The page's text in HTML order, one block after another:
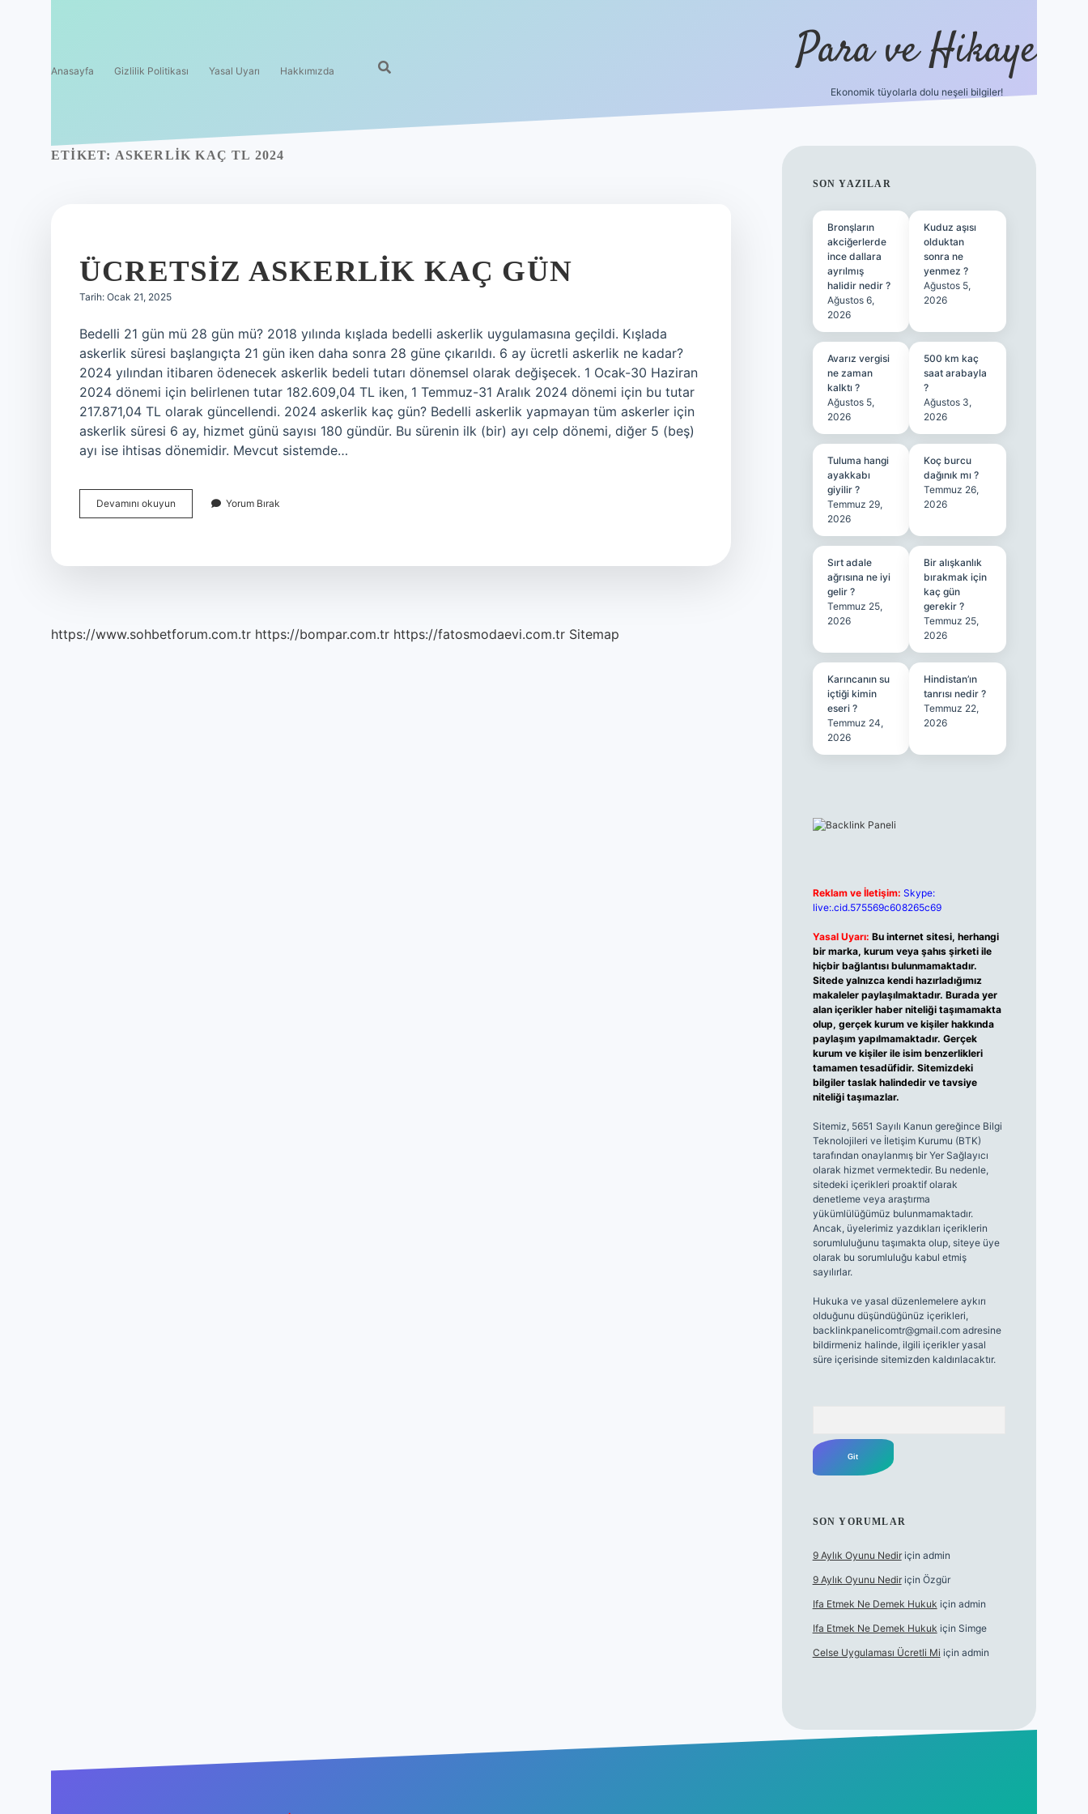
Anasayfa Gizlilik Politikası Yasal Uyarı Hakkımızda Para ve Hikaye
Ekonomik tüyolarla dolu neşeli bilgiler!
ETIKET: ASKERLIK KAÇ TL 2024
ÜCRETSIZ ASKERLIK KAÇ GÜN
Tarih: Ocak 21, 2025
Bedelli 21 gün mü 28 gün mü? 2018 yılında kışlada bedelli askerlik uygulamasına geçildi. Kışlada
askerlik süresi başlangıçta 21 gün iken daha sonra 28 güne çıkarıldı. 6 ay ücretli askerlik ne kadar?
2024 yılından itibaren ödenecek askerlik bedeli tutarı dönemsel olarak değişecek. 1 Ocak-30 Haziran
2024 dönemi için belirlenen tutar 182.609,04 TL iken, 1 Temmuz-31 Aralık 2024 dönemi için bu tutar
217.871,04 TL olarak güncellendi. 2024 askerlik kaç gün? Bedelli askerlik yapmayan tüm askerler için
askerlik süresi 6 ay, hizmet günü sayısı 180 gündür. Bu sürenin ilk (bir) ayı celp dönemi, diğer 5 (beş)
ayı ise ihtisas dönemidir. Mevcut sistemde…
Devamını okuyun Ücretsiz
Askerlik
Yorum Bırak
https://www.sohbetforum.com.tr https://bompar.com.tr https://fatosmodaevi.com.tr Sitemap
SIDEBAR
SON YAZILAR
Bronşların
akciğerlerde
ince dallara
ayrılmış
halidir nedir ?
Ağustos 6,
2026
Kuduz aşısı
olduktan
sonra ne
yenmez ?
Ağustos 5,
2026
Avarız vergisi
ne zaman
kalktı ?
Ağustos 5,
2026
500 km kaç
saat arabayla
?
Ağustos 3,
2026
Tuluma hangi
ayakkabı
giyilir ?
Temmuz 29,
2026
Koç burcu
dağınık mı ?
Temmuz 26,
2026
Sırt adale
ağrısına ne iyi
gelir ?
Temmuz 25,
2026
Bir alışkanlık
bırakmak için
kaç gün
gerekir ?
Temmuz 25,
2026
Karıncanın su
içtiği kimin
eseri ?
Temmuz 24,
2026
Hindistan’ın
tanrısı nedir ?
Temmuz 22,
2026
Reklam ve İletişim: Skype:
live:.cid.575569c608265c69
Yasal Uyarı: Bu internet sitesi, herhangi
bir marka, kurum veya şahıs şirketi ile
hiçbir bağlantısı bulunmamaktadır.
Sitede yalnızca kendi hazırladığımız
makaleler paylaşılmaktadır. Burada yer
alan içerikler haber niteliği taşımamakta
olup, gerçek kurum ve kişiler hakkında
paylaşım yapılmamaktadır. Gerçek
kurum ve kişiler ile isim benzerlikleri
tamamen tesadüfidir. Sitemizdeki
bilgiler taslak halindedir ve tavsiye
niteliği taşımazlar.
Sitemiz, 5651 Sayılı Kanun gereğince Bilgi
Teknolojileri ve İletişim Kurumu (BTK)
tarafından onaylanmış bir Yer Sağlayıcı
olarak hizmet vermektedir. Bu nedenle,
sitedeki içerikleri proaktif olarak
denetleme veya araştırma
yükümlülüğümüz bulunmamaktadır.
Ancak, üyelerimiz yazdıkları içeriklerin
sorumluluğunu taşımakta olup, siteye üye
olarak bu sorumluluğu kabul etmiş
sayılırlar.
Hukuka ve yasal düzenlemelere aykırı
olduğunu düşündüğünüz içerikleri,
backlinkpanelicomtr@gmail.comadresine
bildirmeniz halinde, ilgili içerikler yasal
süre içerisinde sitemizden kaldırılacaktır.
SON YORUMLAR
9 Aylık Oyunu Nediriçin admin
9 Aylık Oyunu Nediriçin Özgür
Ifa Etmek Ne Demek Hukuk için admin
Ifa Etmek Ne Demek Hukuk için Simge
Celse Uygulaması Ücretli Mi için admin
hiltonbet